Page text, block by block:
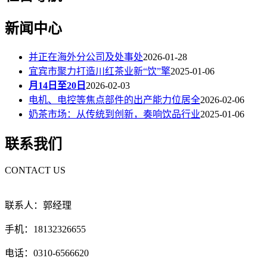
新闻中心
并正在海外分公司及处事处2026-01-28
宜宾市聚力打造川红茶业新“饮”擎2025-01-06
月14日至20日 2026-02-03
电机、电控等焦点部件的出产能力位居全2026-02-06
奶茶市场：从传统到创新，奏响饮品行业2025-01-06
联系我们
CONTACT US
联系人：郭经理
手机：18132326655
电话：0310-6566620